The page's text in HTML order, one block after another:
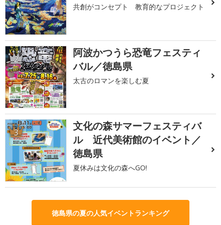
共創がコンセプト 教育的なプロジェクト
2
阿波かつうら恐竜フェスティ
バル／徳島県
太古のロマンを楽しむ夏
3
文化の森サマーフェスティバ
ル 近代美術館のイベント／
徳島県
夏休みは文化の森へGO!
徳島県の夏の人気イベントランキング